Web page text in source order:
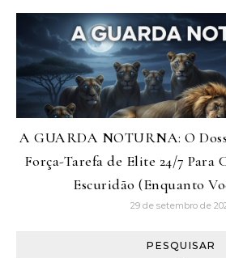
A GUARDA NOTURNA: O
Força-Tarefa de Elite 24/7 Para
Escuridão (Enquanto
29 de setembro de
PESQUISAR